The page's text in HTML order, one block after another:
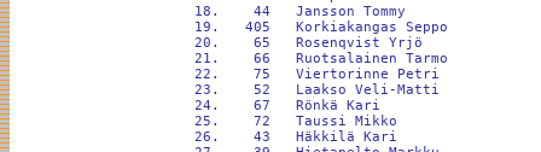
18.    44   Jansson Tommy
19.   405   Korkiakangas Seppo
20.    65   Rosenqvist Yrjö
21.    66   Ruotsalainen Tarmo
22.    75   Viertorinne Petri
23.    52   Laakso Veli-Matti
24.    67   Rönkä Kari
25.    72   Taussi Mikko
26.    43   Häkkilä Kari